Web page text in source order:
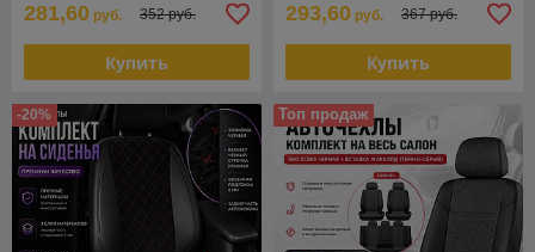
281,60 руб. 352 руб.
Купить
293,60 руб. 367 руб.
Купить
-20% Топ продаж